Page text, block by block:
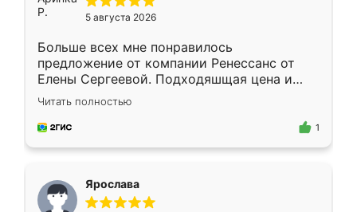
5 августа 2026
Больше всех мне понравилось
предложение от компании Ренессанс от
Елены Сергеевой. Подходяшщая цена и
короткие сроки изготовления. Приехавший
для замера сотрудник Владислав
предложил по моему эскизу самый
Читать полностью
1
Ярослава